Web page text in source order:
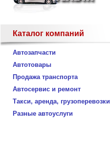
Каталог компаний
Автозапчасти
Автотовары
Продажа транспорта
Автосервис и ремонт
Такси, аренда, грузоперевозки
Разные автоуслуги